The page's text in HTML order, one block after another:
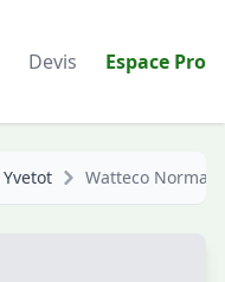
Devis Espace Pro
Yvetot Watteco